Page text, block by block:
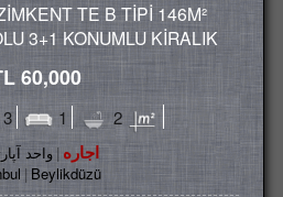
TE B TİPİ 146M²
3+1 KONUMLU KİRALIK
DAİRE
60,000 TL
176m²
3 1 2
اجاره واحد
Beylikdüzü